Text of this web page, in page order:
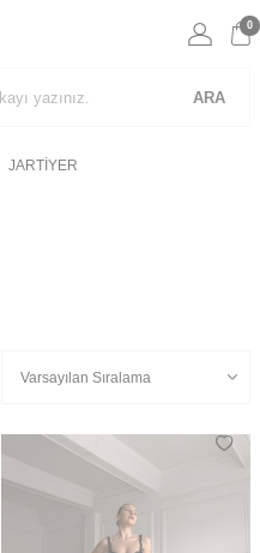
ARA
0
JARTİYER